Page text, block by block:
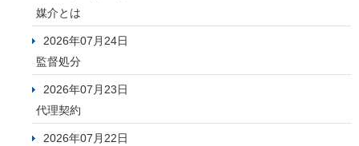
媒介とは
2026年07月24日
監督処分
2026年07月23日
代理契約
2026年07月22日